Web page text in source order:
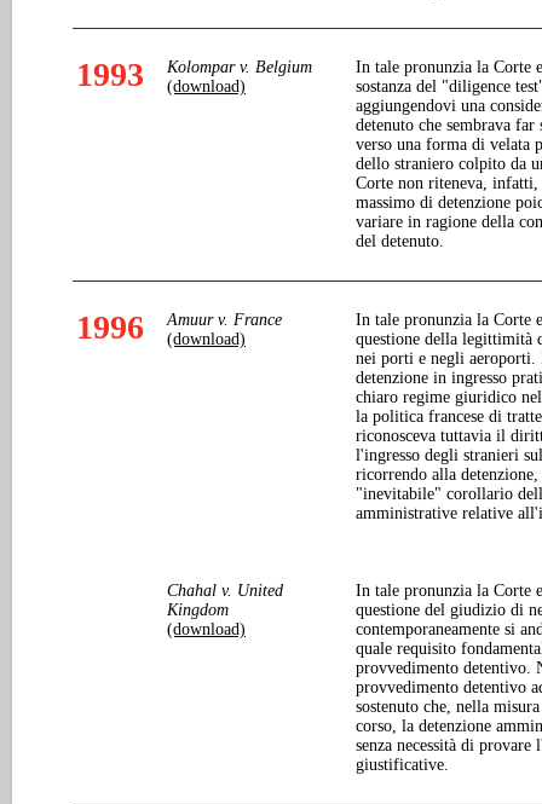
1993
Kolompar v. Belgium
(download)
In tale pronunzia la Corte
sostanza del "diligence
aggiungendovi una
detenuto che sembrava
verso una forma di velata
dello straniero colpito da
Corte non riteneva,
massimo di detenzione
variare in ragione della
del detenuto.
1996
Amuur v. France
(download)
In tale pronunzia la Corte
questione della legittimità
nei porti e negli
detenzione in ingresso
chiaro regime giuridico
la politica francese di
riconosceva tuttavia il
l'ingresso degli stranieri
ricorrendo alla
"inevitabile" corollario
amministrative relative
Chahal v. United
Kingdom
(download)
In tale pronunzia la Corte
questione del giudizio di
contemporaneamente si
quale requisito
provvedimento detentivo.
provvedimento detentivo
sostenuto che, nella
corso, la detenzione
senza necessità di
giustificative.